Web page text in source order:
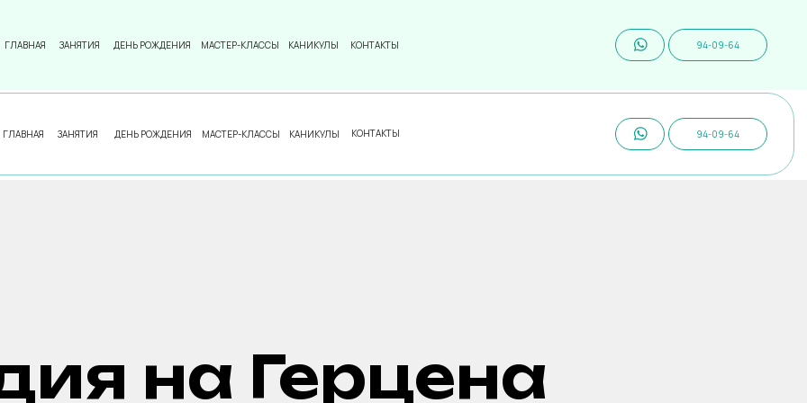
94-09-64
ЗАНЯТИЯ КОНТАКТЫ
ГЛАВНАЯ ДЕНЬ РОЖДЕНИЯ МАСТЕР-КЛАССЫ КАНИКУЛЫ
94-09-64
ЗАНЯТИЯ КОНТАКТЫ
ГЛАВНАЯ ДЕНЬ РОЖДЕНИЯ МАСТЕР-КЛАССЫ КАНИКУЛЫ
на Герцена